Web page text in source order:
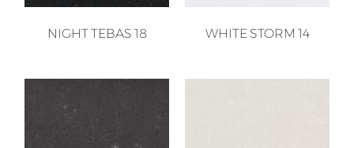
NIGHT TEBAS 18 WHITE STORM 14